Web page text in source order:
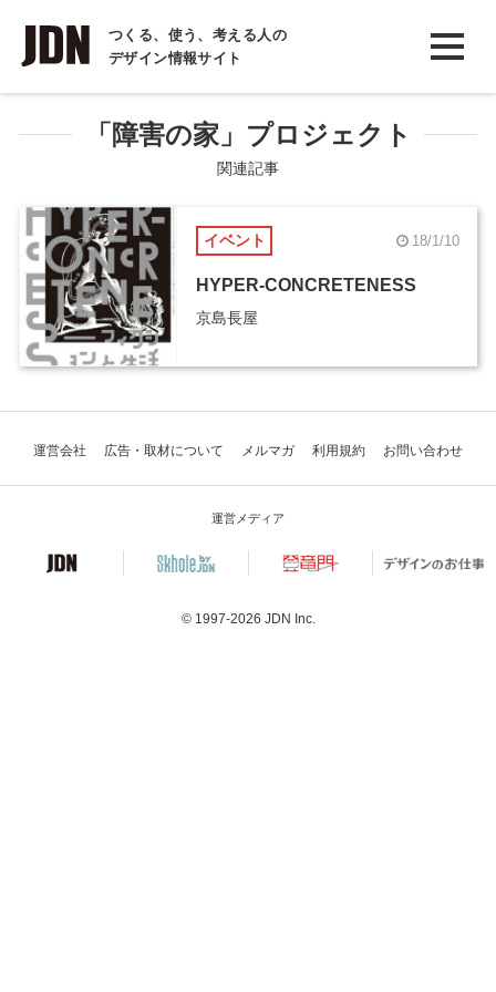
つくる、使う、考える人の
デザイン情報サイト
INTERVIEW
インタビュー
REPORT
COLUMN
コラム
「障害の家」プロジェクト
関連記事
イベント 18/1/10
HYPER-CONCRETENESS
京島長屋
運営会社 広告・取材について メルマガ 利用規約 お問い合わせ
運営メディア
© 1997-2026 JDN Inc.